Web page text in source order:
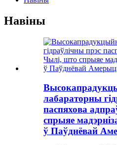
Навіны
лабараторны
паспяхова
спрыяе
ў Паўднёвай